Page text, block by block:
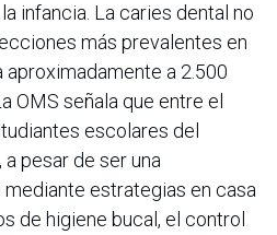
infancia. La caries dental no
más prevalentes en
aproximadamente a 2.500
OMS señala que entre el
escolares del
pesar de ser una
estrategias en casa
de higiene bucal, el control